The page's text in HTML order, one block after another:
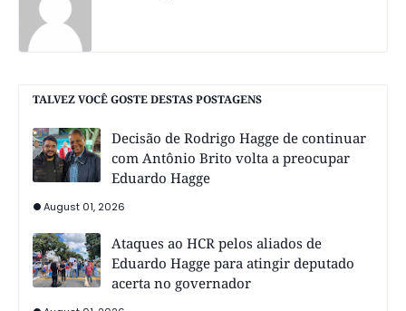
TALVEZ VOCÊ GOSTE DESTAS POSTAGENS
Decisão de Rodrigo Hagge de continuar
com Antônio Brito volta a preocupar
Eduardo Hagge
August 01, 2026
Ataques ao HCR pelos aliados de
Eduardo Hagge para atingir deputado
acerta no governador